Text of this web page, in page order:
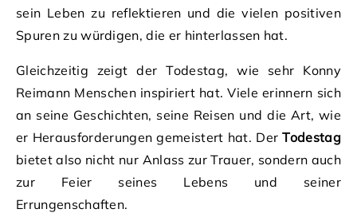
sein Leben zu reflektieren und die vielen positiven
Spuren zu würdigen, die er hinterlassen hat.
Gleichzeitig zeigt der Todestag, wie sehr Konny
Reimann Menschen inspiriert hat. Viele erinnern sich
an seine Geschichten, seine Reisen und die Art, wie
er Herausforderungen gemeistert hat. DerTodestag
bietet also nicht nur Anlass zur Trauer, sondern auch
zur Feier seines Lebens und seiner
Errungenschaften.